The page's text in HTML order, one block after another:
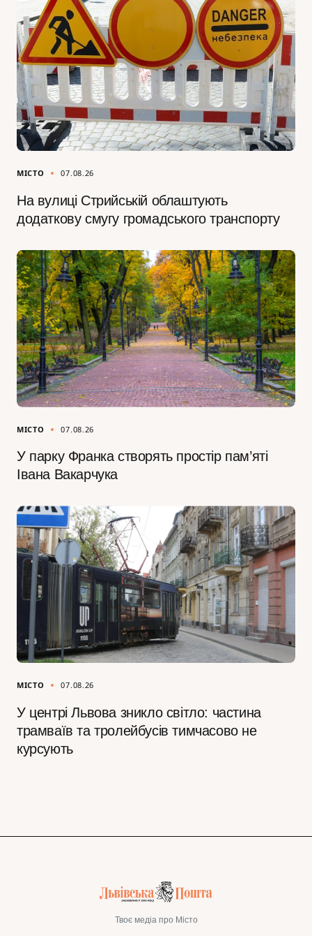
МІСТО 07.08.26
На вулиці Стрийській облаштують
додаткову смугу громадського транспорту
МІСТО 07.08.26
У парку Франка створять простір пам’яті
Івана Вакарчука
МІСТО 07.08.26
У центрі Львова зникло світло: частина
трамваїв та тролейбусів тимчасово не
курсують
Твоє медіа про Місто